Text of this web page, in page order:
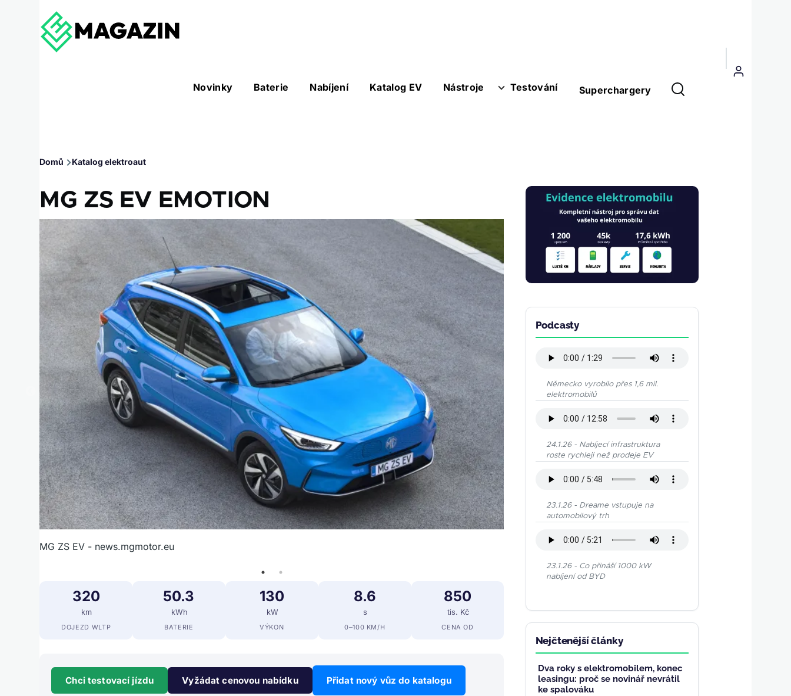
Hlavní
Novinky Baterie Nabíjení Katalog EV Nástroje
Nástroje sub-navigation Testování Superchargery
Menu
uživatelského
Drobečková
navigace
Domů Katalog elektroaut
MG ZS EV EMOTION
MG ZS EV - news.mgmotor.eu MG ZS EV - news.mgmotor.eu
320
km
DOJEZD WLTP
50.3
kWh
BATERIE
130
kW
VÝKON
8.6
s
0–100 KM/H
850
tis. Kč
CENA OD
Chci testovací jízdu Vyžádat cenovou nabídku Přidat nový vůz do katalogu
Obrázek
Podcasty
Německo vyrobilo přes 1,6 mil.
elektromobilů
24.1.26 - Nabíjecí infrastruktura
roste rychleji než prodeje EV
23.1.26 - Dreame vstupuje na
automobilový trh
23.1.26 - Co přináší 1000 kW
nabíjení od BYD
Nejčtenější články
Dva roky s elektromobilem, konec
leasingu: proč se novinář nevrátil
ke spalováku